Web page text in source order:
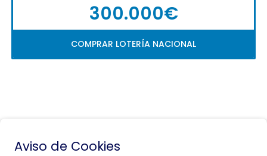
300.000€
COMPRAR LOTERÍA NACIONAL
Aviso de Cookies